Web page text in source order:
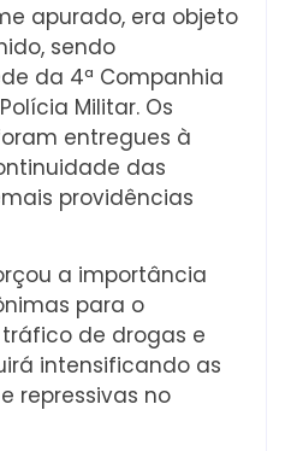
apurado, era objeto
sendo
da 4ª Companhia
Militar. Os
entregues à
das
providências
a importância
para o
de drogas e
intensificando as
repressivas no